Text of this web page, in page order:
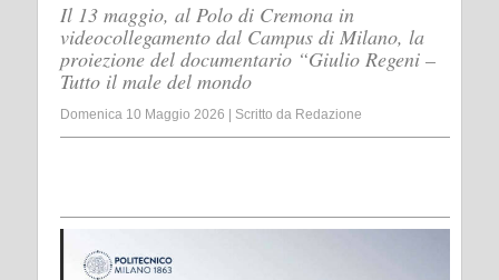
Il 13 maggio, al Polo di Cremona in
videocollegamento dal Campus di Milano, la
proiezione del documentario “Giulio Regeni –
Tutto il male del mondo
Domenica 10 Maggio 2026 Scritto da Redazione